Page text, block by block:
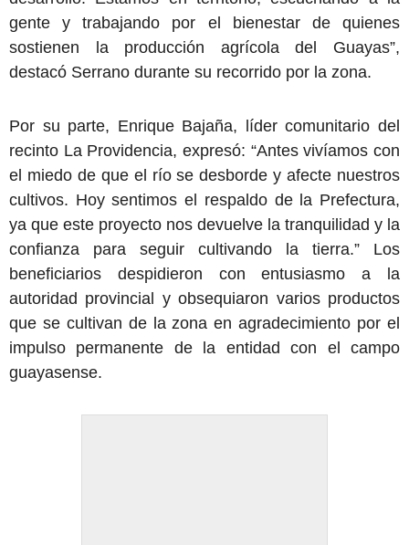
gente y trabajando por el bienestar de quienes
sostienen la producción agrícola del Guayas”,
destacó Serrano durante su recorrido por la zona.
Por su parte, Enrique Bajaña, líder comunitario del
recinto La Providencia, expresó: “Antes vivíamos con
el miedo de que el río se desborde y afecte nuestros
cultivos. Hoy sentimos el respaldo de la Prefectura,
ya que este proyecto nos devuelve la tranquilidad y la
confianza para seguir cultivando la tierra.” Los
beneficiarios despidieron con entusiasmo a la
autoridad provincial y obsequiaron varios productos
que se cultivan de la zona en agradecimiento por el
impulso permanente de la entidad con el campo
guayasense.